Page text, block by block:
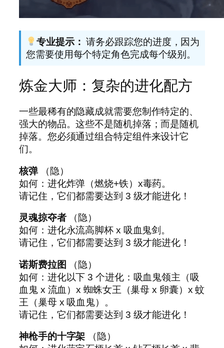
专业提示： 请务必跟踪您的进度，因为
您需要使用每个特定角色完成每个级别。
炼金大师：复杂的进化配方
一些最稀有的隐藏成就需要您制作特定的、
强大的物品。这些不是随机掉落；而是随机
掉落。您必须通过组合特定组件来设计它
们。
核弹（隐）
如何：进化炸弹（燃烧+铁）x毒药。
请记住，它们都需要达到 3 级才能进化！
灵魂掠夺者（隐）
如何：进化永流高脚杯 x 吸血鬼剑。
请记住，它们都需要达到 3 级才能进化！
诺斯费拉图
（隐）
如何：进化以下 3 个进化：吸血鬼领主（吸
血鬼 x 流血）x 蜘蛛女王（巢母 x 卵囊）x 蚊
王（巢母 x 吸血鬼）。
请记住，它们都需要达到 3 级才能进化！
神枪手的十字架 （隐）